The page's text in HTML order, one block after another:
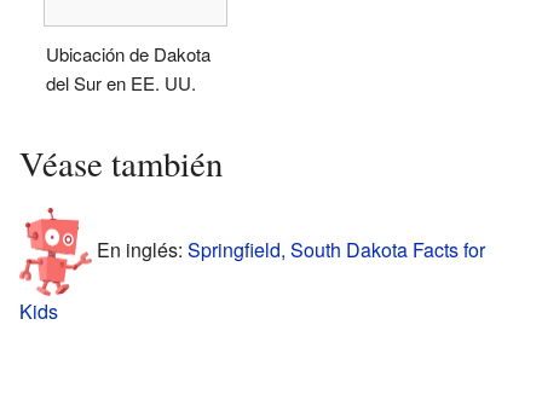
Ubicación de Dakota
del Sur en EE. UU.
Véase también
En inglés: Springfield, South Dakota Facts for
Kids